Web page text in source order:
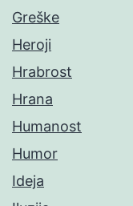
Greške
Heroji
Hrabrost
Hrana
Humanost
Humor
Ideja